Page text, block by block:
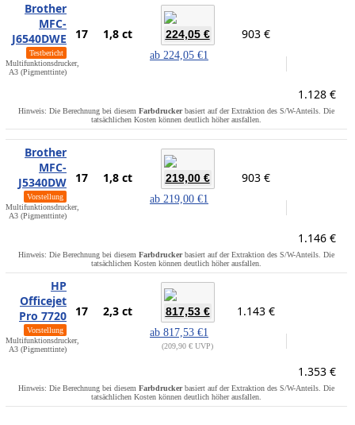
Brother
MFC-
J6540DWE
Testbericht
Multifunktionsdrucker,
A3 (Pigmenttinte)
17 1,8 ct 224,05 €
ab 224,05 €1
903 €
1.128 €
Hinweis: Die Berechnung bei diesem Farbdruckerbasiert auf der Extraktion des S/W-Anteils. Die
tatsächlichen Kosten können deutlich höher ausfallen.
Brother
MFC-
J5340DW
Vorstellung
Multifunktionsdrucker,
A3 (Pigmenttinte)
17 1,8 ct 219,00 €
ab 219,00 €1
903 €
1.146 €
Hinweis: Die Berechnung bei diesem Farbdruckerbasiert auf der Extraktion des S/W-Anteils. Die
tatsächlichen Kosten können deutlich höher ausfallen.
HP
Officejet
Pro 7720
Vorstellung
Multifunktionsdrucker,
A3 (Pigmenttinte)
17 2,3 ct 817,53 €
ab 817,53 €1
209,90 € UVP
1.143 €
1.353 €
Hinweis: Die Berechnung bei diesem Farbdruckerbasiert auf der Extraktion des S/W-Anteils. Die
tatsächlichen Kosten können deutlich höher ausfallen.